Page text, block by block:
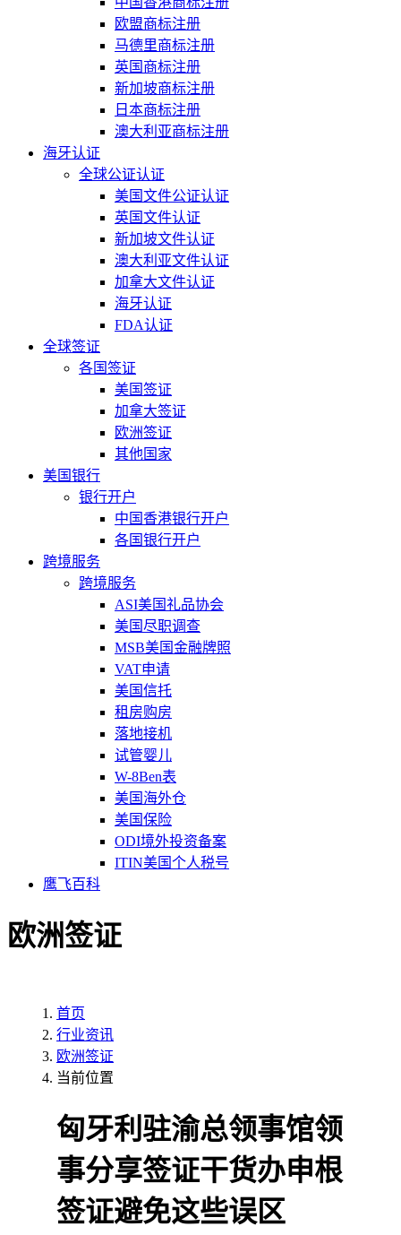
欧盟商标注册
马德里商标注册
英国商标注册
新加坡商标注册
日本商标注册
澳大利亚商标注册
海牙认证
全球公证认证
美国文件公证认证
英国文件认证
新加坡文件认证
澳大利亚文件认证
加拿大文件认证
海牙认证
FDA认证
全球签证
各国签证
美国签证
加拿大签证
欧洲签证
其他国家
美国银行
银行开户
中国香港银行开户
各国银行开户
跨境服务
跨境服务
ASI美国礼品协会
美国尽职调查
MSB美国金融牌照
VAT申请
美国信托
租房购房
落地接机
试管婴儿
W-8Ben表
美国海外仓
美国保险
ODI境外投资备案
ITIN美国个人税号
鹰飞百科
欧洲签证
首页
行业资讯
欧洲签证
当前位置
匈牙利驻渝总领事馆领
事分享签证干货办申根
签证避免这些误区